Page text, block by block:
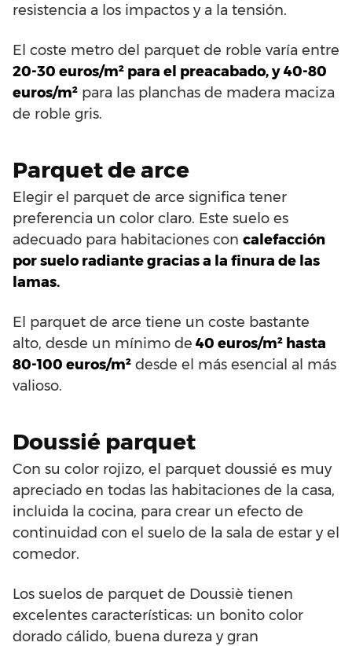
resistencia a los impactos y a la tensión.
El coste metro del parquet de roble varía entre
20-30 euros/m² para el preacabado, y 40-80
euros/m² para las planchas de madera maciza
de roble gris.
Parquet de arce
Elegir el parquet de arce significa tener
preferencia un color claro. Este suelo es
adecuado para habitaciones con calefacción
por suelo radiante gracias a la finura de las
lamas.
El parquet de arce tiene un coste bastante
alto, desde un mínimo de 40 euros/m² hasta
80-100 euros/m² desde el más esencial al más
valioso.
Doussié parquet
Con su color rojizo, el parquet doussié es muy
apreciado en todas las habitaciones de la casa,
incluida la cocina, para crear un efecto de
continuidad con el suelo de la sala de estar y el
comedor.
Los suelos de parquet de Doussiè tienen
excelentes características: un bonito color
dorado cálido, buena dureza y gran